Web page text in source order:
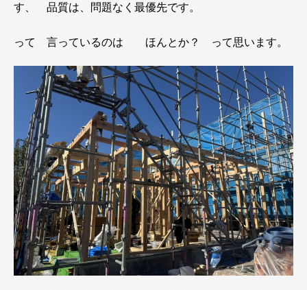
す、 品質は、問題なく最優先です。
って 言っているのは ほんとか？ って思います。